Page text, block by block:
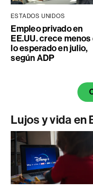
ESTADOS UNIDOS
Empleo privado en
EE.UU. crece menos
lo esperado en julio,
según ADP
Lujos y vida en